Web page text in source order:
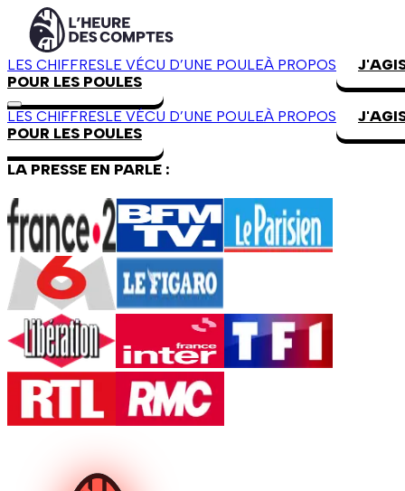
LES CHIFFRESLE VÉCU D’UNE POULEÀ PROPOS
POUR LES POULES
LES CHIFFRESLE VÉCU D’UNE POULEÀ PROPOS
POUR LES POULES
LA PRESSE EN PARLE :